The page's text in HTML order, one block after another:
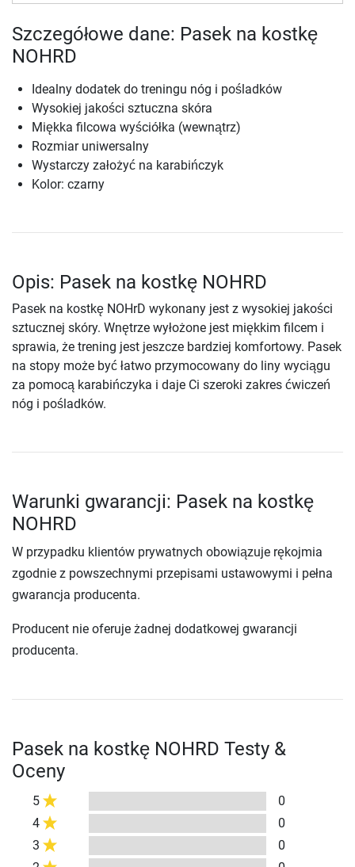
Szczegółowe dane: Pasek na kostkę
NOHRD
Idealny dodatek do treningu nóg i pośladków
Wysokiej jakości sztuczna skóra
Miękka filcowa wyściółka (wewnątrz)
Rozmiar uniwersalny
Wystarczy założyć na karabińczyk
Kolor: czarny
Opis: Pasek na kostkę NOHRD
Pasek na kostkę NOHrD wykonany jest z wysokiej jakości
sztucznej skóry. Wnętrze wyłożone jest miękkim filcem i
sprawia, że trening jest jeszcze bardziej komfortowy. Pasek
na stopy może być łatwo przymocowany do liny wyciągu
za pomocą karabińczyka i daje Ci szeroki zakres ćwiczeń
nóg i pośladków.
Warunki gwarancji: Pasek na kostkę
NOHRD
W przypadku klientów prywatnych obowiązuje rękojmia
zgodnie z powszechnymi przepisami ustawowymi i pełna
gwarancja producenta.
Producent nie oferuje żadnej dodatkowej gwarancji
producenta.
Pasek na kostkę NOHRD Testy &
Oceny
5
0
4
0
3
0